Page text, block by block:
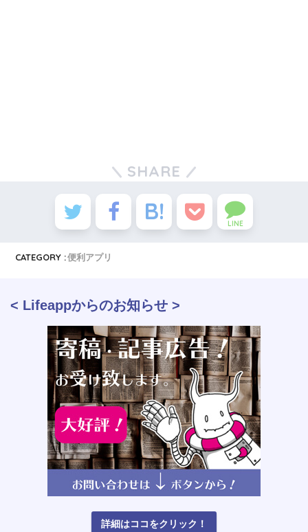
SHARE
LINE
CATEGORY :便利アプリ
< Lifeappからのお知らせ >
詳細はココをクリック！